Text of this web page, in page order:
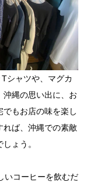
シャツや、マグカ
沖縄の思い出に、お
もお店の味を楽し
れば、沖縄での素敵
ょう。
いコーヒーを飲むだ